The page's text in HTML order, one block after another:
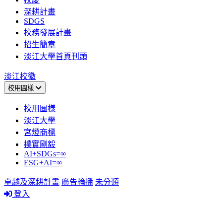
深耕計畫
SDGS
校務發展計畫
招生簡章
淡江大學首頁刊頭
淡江校徽
校用圖樣
校用圖樣
淡江大學
宮燈商標
樸實剛毅
AI+SDGs=∞
ESG+AI=∞
卓越及深耕計畫 廣告輪播 未分類
登入